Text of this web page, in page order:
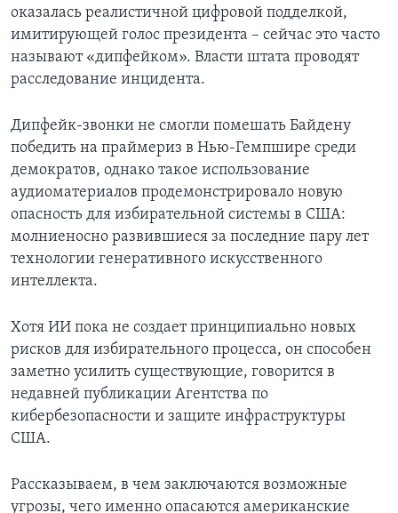
оказалась реалистичной цифровой подделкой,
имитирующей голос президента – сейчас это часто
называют «дипфейком». Власти штата проводят
расследование инцидента.
Дипфейк-звонки не смогли помешать Байдену
победить на праймериз в Нью-Гемпшире среди
демократов, однако такое использование
аудиоматериалов продемонстрировало новую
опасность для избирательной системы в США:
молниеносно развившиеся за последние пару лет
технологии генеративного искусственного
интеллекта.
Хотя ИИ пока не создает принципиально новых
рисков для избирательного процесса, он способен
заметно усилить существующие, говорится в
недавней публикации Агентства по
кибербезопасности и защите инфраструктуры
США.
Рассказываем, в чем заключаются возможные
угрозы, чего именно опасаются американские